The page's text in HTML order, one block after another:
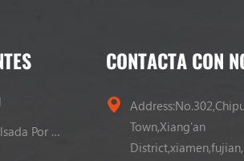
Carretilla Elevadora Propulsada Por GLP
CONTACTA CON
Town,Xiang'an